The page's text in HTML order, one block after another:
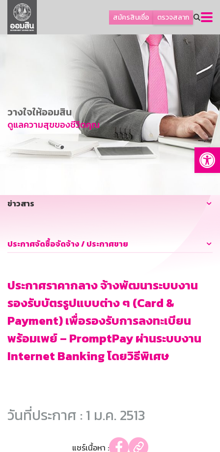
สมัครสินเชื่อ ตรวจสลาก
ลูกค้าธุรกิจ
ลูกค้าผู้ประกอบรายย่อย
การพัฒนาที่ยั่งยืน
ข่าวสาร
บริการทางการเงิน
อื่นๆ
วางใจให้ออมสิน
ดูแลความสุขของชีวิตคุณ
ข่าวสาร
ประกาศจัดซื้อจัดจ้าง / ประกาศขาย
ประกาศราคากลาง จ้างพัฒนาระบบงาน
รองรับบัตรรูปแบบต่าง ๆ (Card &
Payment) เพื่อรองรับการลงทะเบียน
พร้อมเพย์ – PromptPay ผ่านระบบงาน
Internet Banking โดยวิธีพิเศษ
วันที่ประกาศ : 1 ม.ค. 2513
แชร์เนื้อหา :